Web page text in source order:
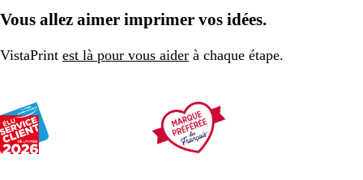
lalala
Vous allez aimer imprimer vos idées.
VistaPrint est là pour vous aider à chaque étape.